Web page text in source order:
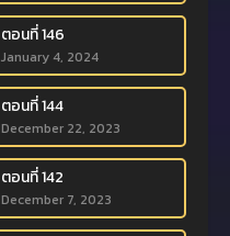
ตอนที่ 146
January 4, 2024
ตอนที่ 144
December 22, 2023
ตอนที่ 142
December 7, 2023